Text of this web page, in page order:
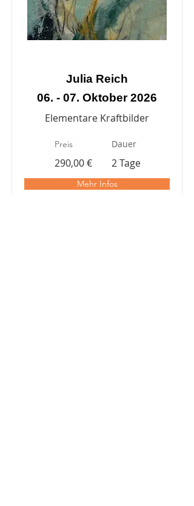
Julia Reich
06. - 07. Oktober 2026
Elementare Kraftbilder
Preis Dauer
290,00 € 2 Tage
Mehr Infos